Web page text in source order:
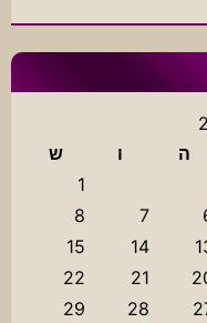
ה ו
ש
1
7
8
14
15
21
22
28
29